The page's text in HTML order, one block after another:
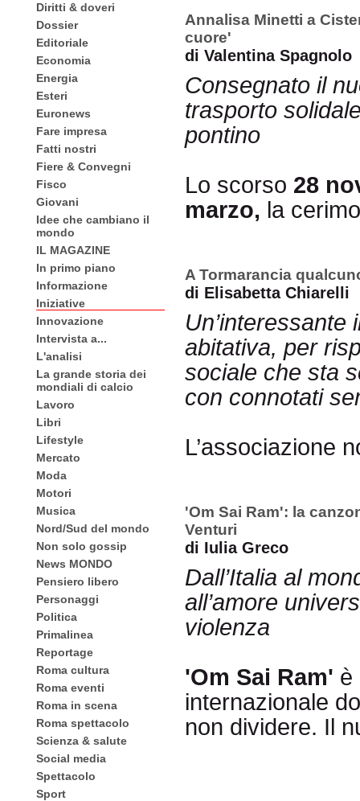
Diritti & doveri
Dossier
Editoriale
Economia
Energia
Esteri
Euronews
Fare impresa
Fatti nostri
Fiere & Convegni
Fisco
Giovani
Idee che cambiano il
mondo
IL MAGAZINE
In primo piano
Informazione
Iniziative
Innovazione
Intervista a...
L'analisi
La grande storia dei
mondiali di calcio
Lavoro
Libri
Lifestyle
Mercato
Moda
Motori
Musica
Nord/Sud del mondo
Non solo gossip
News MONDO
Pensiero libero
Personaggi
Politica
Primalinea
Reportage
Roma cultura
Roma eventi
Roma in scena
Roma spettacolo
Scienza & salute
Social media
Spettacolo
Sport
Annalisa Minetti a
cuore'
di Valentina Spagnolo
Consegnato il
trasporto
pontino
Lo scorso 28
marzo, la
A Tormarancia
di Elisabetta Chiarelli
abitativa, per
sociale che sta
con connotati
L’associazione
'Om Sai Ram': la
Venturi
di Iulia Greco
Dall’Italia al
all’amore
violenza
'Om Sai Ram' è
internazionale
non dividere. Il